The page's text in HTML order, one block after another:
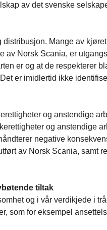
av det svenske
Mange av
Norsk Scania, er
er og at de respekterer
er imidlertid ikke
og anstendige
og anstendige
negative
av Norsk Scania, samt
tiltak
og i vår verdikjede i
som for eksempel